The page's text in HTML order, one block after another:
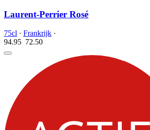
Laurent-Perrier Rosé
75cl · Frankrijk ·
94.95 72.50